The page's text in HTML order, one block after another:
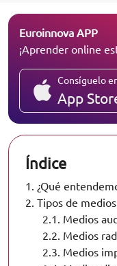
Euroinnova APP
¡Aprender online
Consíguelo
App
Índice
1. ¿Qué
2. Tipos de
2.1. Medios
2.2. Medios
2.3. Medios